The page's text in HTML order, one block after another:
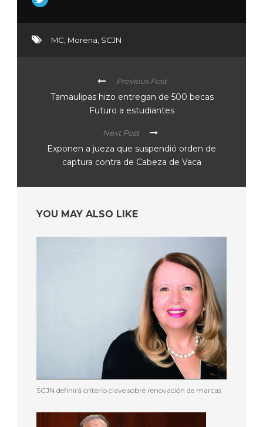
MC Morena SCJN
Previous Post
Tamaulipas hizo entregan de 500 becas
Futuro a estudiantes
Next Post
Exponen a jueza que suspendió orden de
captura contra de Cabeza de Vaca
YOU MAY ALSO LIKE
SCJN definirá criterio clave sobre renovación de marcas